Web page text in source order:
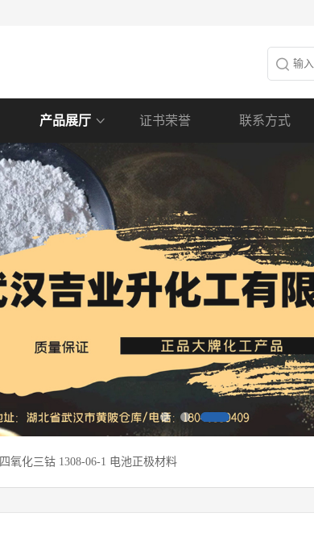
产品展厅 证书荣誉 联系方式
四氧化三钴 1308-06-1 电池正极材料